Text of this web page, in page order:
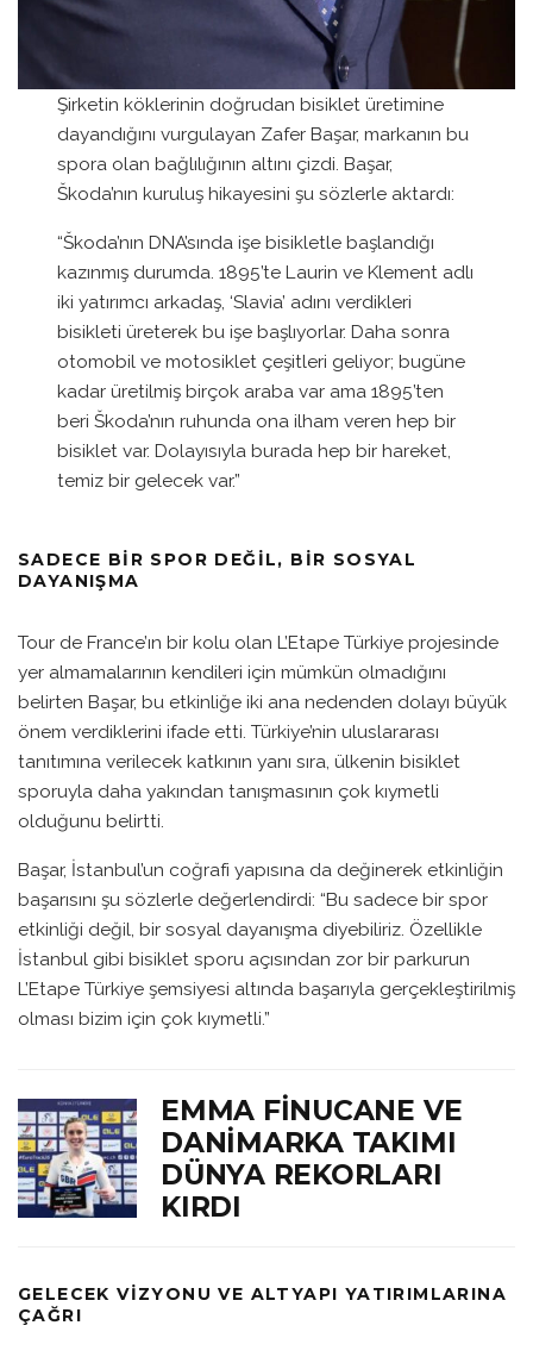
Şirketin köklerinin doğrudan bisiklet üretimine
dayandığını vurgulayan Zafer Başar, markanın bu
spora olan bağlılığının altını çizdi. Başar,
Škoda’nın kuruluş hikayesini şu sözlerle aktardı:
“Škoda’nın DNA’sında işe bisikletle başlandığı
kazınmış durumda. 1895’te Laurin ve Klement adlı
iki yatırımcı arkadaş, ‘Slavia’ adını verdikleri
bisikleti üreterek bu işe başlıyorlar. Daha sonra
otomobil ve motosiklet çeşitleri geliyor; bugüne
kadar üretilmiş birçok araba var ama 1895’ten
beri Škoda’nın ruhunda ona ilham veren hep bir
bisiklet var. Dolayısıyla burada hep bir hareket,
temiz bir gelecek var.”
SADECE BIR SPOR DEĞIL, BIR SOSYAL
DAYANIŞMA
Tour de France’ın bir kolu olan L’Etape Türkiye projesinde
yer almamalarının kendileri için mümkün olmadığını
belirten Başar, bu etkinliğe iki ana nedenden dolayı büyük
önem verdiklerini ifade etti. Türkiye’nin uluslararası
tanıtımına verilecek katkının yanı sıra, ülkenin bisiklet
sporuyla daha yakından tanışmasının çok kıymetli
olduğunu belirtti.
Başar, İstanbul’un coğrafi yapısına da değinerek etkinliğin
başarısını şu sözlerle değerlendirdi: “Bu sadece bir spor
etkinliği değil, bir sosyal dayanışma diyebiliriz. Özellikle
İstanbul gibi bisiklet sporu açısından zor bir parkurun
L’Etape Türkiye şemsiyesi altında başarıyla gerçekleştirilmiş
olması bizim için çok kıymetli.”
EMMA FINUCANE VE
DANIMARKA TAKIMI
DÜNYA REKORLARI
KIRDI
GELECEK VIZYONU VE ALTYAPI YATIRIMLARINA
ÇAĞRI